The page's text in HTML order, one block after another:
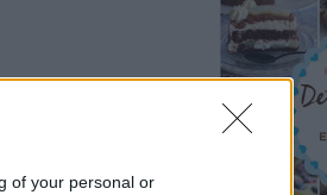
of your personal or